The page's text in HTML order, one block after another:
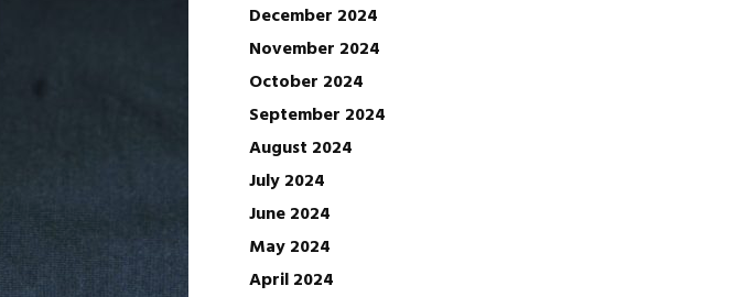
December 2024
November 2024
October 2024
September 2024
August 2024
July 2024
June 2024
May 2024
April 2024